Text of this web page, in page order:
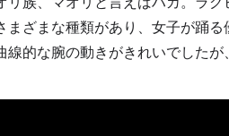
まざまな種類があり、女子が踊
線的な腕の動きがきれいでした